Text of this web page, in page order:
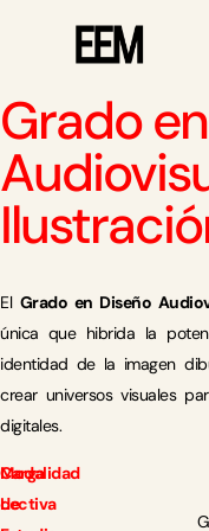
Grado
El Grado en Diseño
única que hibrida la
identidad de la imagen
crear universos visuales
digitales.
Carga
Lectiva
Modalidad
de